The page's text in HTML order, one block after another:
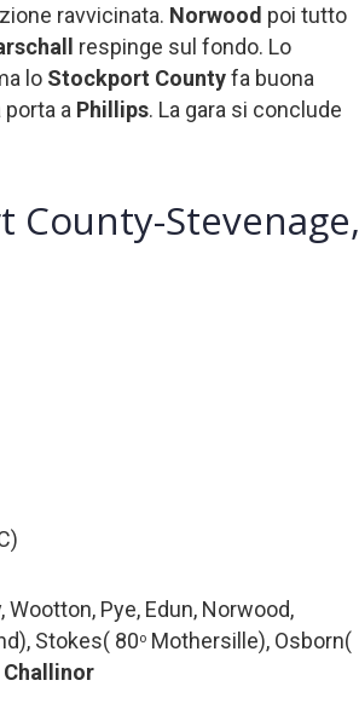
ravvicinata. Norwood poi tutto
respinge sul fondo. Lo
lo Stockport Countyfa buona
a Phillips. La gara si conclude
County-Stevenage,
Wootton, Pye, Edun, Norwood,
Stokes( 80o Mothersille), Osborn(
Challinor